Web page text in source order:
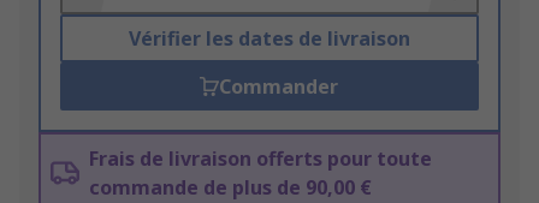
Vérifier les dates de livraison
Commander
Frais de livraison offerts pour toute
commande de plus de 90,00 €